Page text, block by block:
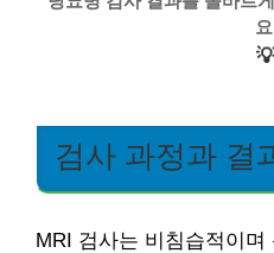
검사 과정과 결
MRI 검사는 비침습적이